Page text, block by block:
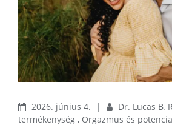
2026. június 4. | Dr. Lucas B.
termékenység , Orgazmus és potencia